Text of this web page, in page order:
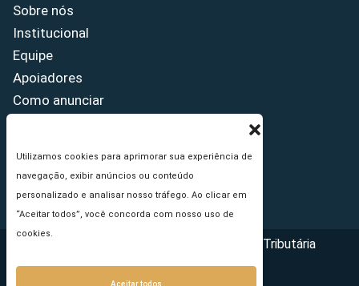
Utilizamos cookies para aprimorar sua experiência de
navegação, exibir anúncios ou conteúdo
personalizado e analisar nosso tráfego. Ao clicar em
“Aceitar todos”, você concorda com nosso uso de
cookies.
Aceitar todos
Sobre nós
Institucional
Equipe
Apoiadores
Como anunciar
Princípios Editoriais
Copyright © 2026 - Portal da Reforma Tributária